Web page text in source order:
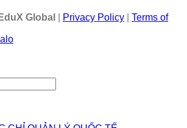
EduX Global Privacy Policy
Terms of